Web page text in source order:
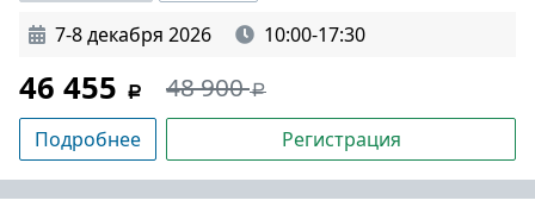
7-8 декабря 2026 10:00-17:30
46 455 48 900
Подробнее Регистрация